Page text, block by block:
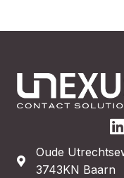
Oude
3743KN Baarn